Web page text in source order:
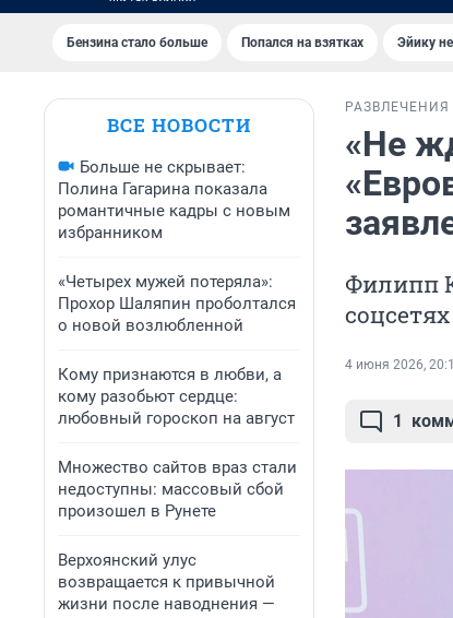
Бензина стало больше Попался на взятках Эйику
ВСЕ НОВОСТИ
Больше не скрывает:
Полина Гагарина показала
романтичные кадры с новым
избранником
«Четырех мужей потеряла»:
Прохор Шаляпин проболтался
о новой возлюбленной
Кому признаются в любви, а
кому разобьют сердце:
любовный гороскоп на август
Множество сайтов враз стали
недоступны: массовый сбой
произошел в Рунете
Верхоянский улус
возвращается к привычной
жизни после наводнения —
РАЗВЛЕЧЕНИЯ
«Не
Филипп
соцсетях
4 июня 2026,
1